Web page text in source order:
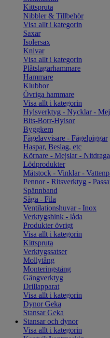
Kittspruta
Nibbler & Tillbehör
Visa allt i kategorin
Saxar
Isolersax
Knivar
Visa allt i kategorin
Plåtslagarhammare
Hammare
Klubbor
Övriga hammare
Visa allt i kategorin
Hylsverktyg - Nycklar -
Bits-Borr-Hylsor
Byggkem
Fågelavvisare - Fågelpiggar
Haspar, Beslag, etc
Körnare - Mejslar -
Lödprodukter
Mätstock - Vinklar -
Pennor - Ritsverktyg -
Spännband
Såga - Fila
Ventilationshuvar - Inox
Verktygshink - låda
Produkter övrigt
Visa allt i kategorin
Kittspruta
Verktygssatser
Mollytång
Monteringstång
Gängverktyg
Drillapparat
Visa allt i kategorin
Dynor Geka
Stansar Geka
Stansar och dynor
Visa allt i kategorin